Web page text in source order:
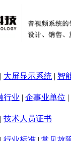
| 大屏显示系统 | 智
行业 | 企事业单位 |
| 技术人员证书